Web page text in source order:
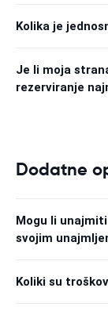
Kolika je
Je li moja
rezerviranje
Dodatne
Mogu li
svojim
Koliki su